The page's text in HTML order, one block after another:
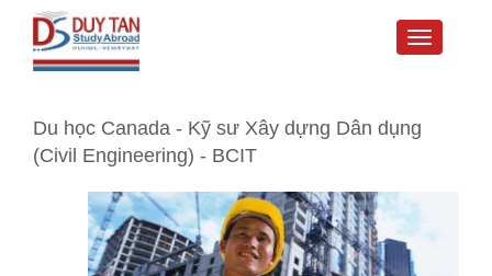
Toggle
Du học Canada - Kỹ sư Xây dựng Dân dụng
(Civil Engineering) - BCIT